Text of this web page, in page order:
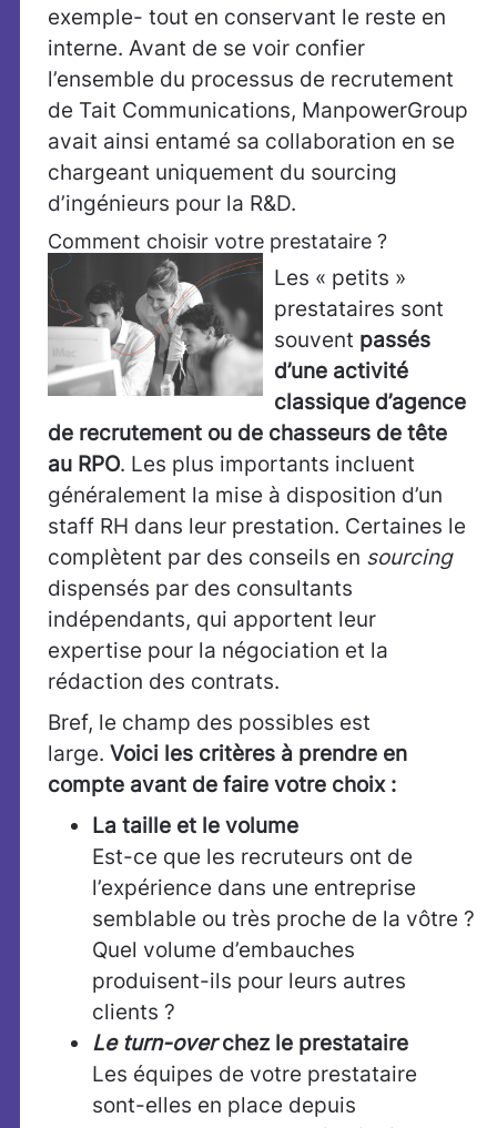
exemple- tout en conservant le reste en
interne. Avant de se voir confier
l’ensemble du processus de recrutement
de Tait Communications, ManpowerGroup
avait ainsi entamé sa collaboration en se
chargeant uniquement du sourcing
d’ingénieurs pour la R&D.
Comment choisir votre prestataire ?
Les « petits »
prestataires sont
souvent passés
d’une activité
classique d’agence
de recrutement ou de chasseurs de tête
au RPO. Les plus importants incluent
généralement la mise à disposition d’un
staff RH dans leur prestation. Certaines le
complètent par des conseils en sourcing
dispensés par des consultants
indépendants, qui apportent leur
expertise pour la négociation et la
rédaction des contrats.
Bref, le champ des possibles est
large. Voici les critères à prendre en
compte avant de faire votre choix :
La taille et le volume
Est-ce que les recruteurs ont de
l’expérience dans une entreprise
semblable ou très proche de la vôtre ?
Quel volume d’embauches
produisent-ils pour leurs autres
clients ?
Le turn-overchez le prestataire
Les équipes de votre prestataire
sont-elles en place depuis